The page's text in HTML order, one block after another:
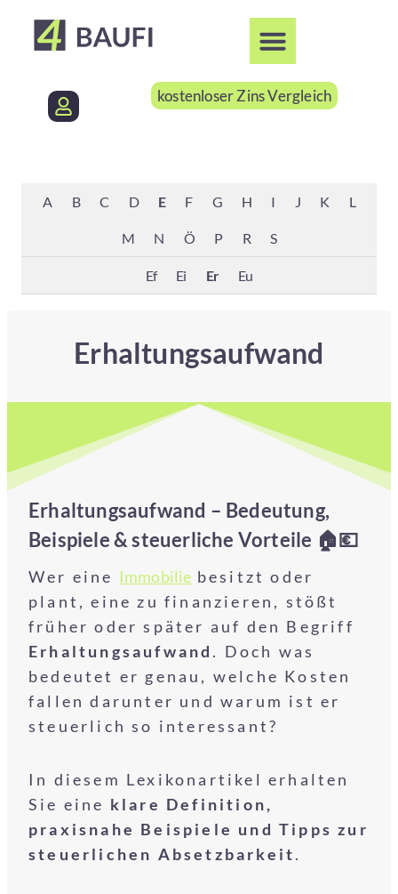
kostenloser Zins Vergleich
A B C D E F G H I J K L
M N Ö P R S
Ef Ei Er Eu
Erhaltungsaufwand
Erhaltungsaufwand – Bedeutung,
Beispiele & steuerliche Vorteile 🏠💶
Wer eine Immobilie besitzt oder
plant, eine zu finanzieren, stößt
früher oder später auf den Begriff
Erhaltungsaufwand . Doch was
bedeutet er genau, welche Kosten
fallen darunter und warum ist er
steuerlich so interessant?
In diesem Lexikonartikel erhalten
Sie eine klare Definition,
praxisnahe Beispiele und Tipps zur
steuerlichen Absetzbarkeit.